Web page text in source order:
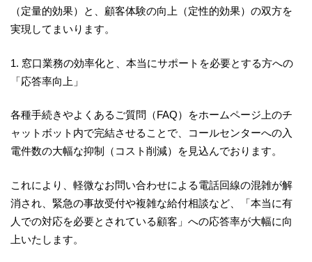
（定量的効果）と、顧客体験の向上（定性的効果）の双方を
実現してまいります。
1. 窓口業務の効率化と、本当にサポートを必要とする方への
「応答率向上」
各種手続きやよくあるご質問（FAQ）をホームページ上のチ
ャットボット内で完結させることで、コールセンターへの入
電件数の大幅な抑制（コスト削減）を見込んでおります。
これにより、軽微なお問い合わせによる電話回線の混雑が解
消され、緊急の事故受付や複雑な給付相談など、「本当に有
人での対応を必要とされている顧客」への応答率が大幅に向
上いたします。